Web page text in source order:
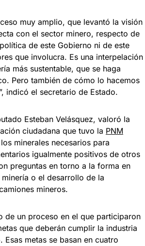
muy amplio, que levantó la visión
con el sector minero, respecto de
de este Gobierno ni de este
que involucra. Es una interpelación
más sustentable, que se haga
Pero también de cómo lo hacemos
indicó el secretario de Estado.
Esteban Velásquez, valoró la
ciudadana que tuvo la PNM
minerales necesarios para
igualmente positivos de otros
preguntas en torno a la forma en
o el desarrollo de la
mineros.
de un proceso en el que participaron
que deberán cumplir la industria
metas se basan en cuatro